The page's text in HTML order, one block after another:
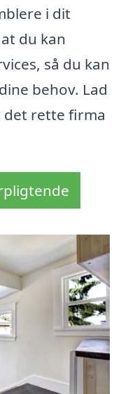
i dit
du kan
så du kan
behov. Lad
det rette firma